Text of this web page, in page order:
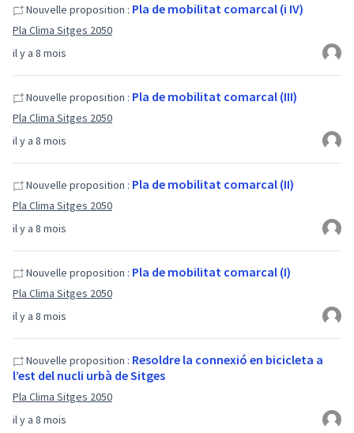
il y a 8 mois
Nouvelle proposition : Pla de mobilitat comarcal (i IV)
Pla Clima Sitges 2050
il y a 8 mois
Nouvelle proposition : Pla de mobilitat comarcal (III)
Pla Clima Sitges 2050
il y a 8 mois
Nouvelle proposition : Pla de mobilitat comarcal (II)
Pla Clima Sitges 2050
il y a 8 mois
Nouvelle proposition : Pla de mobilitat comarcal (I)
Pla Clima Sitges 2050
il y a 8 mois
Nouvelle proposition : Resoldre la connexió en bicicleta a
l’est del nucli urbà de Sitges
Pla Clima Sitges 2050